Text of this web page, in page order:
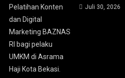
Juli 30, 2026